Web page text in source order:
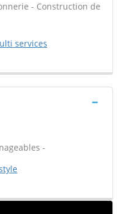
- Construction de
services
-